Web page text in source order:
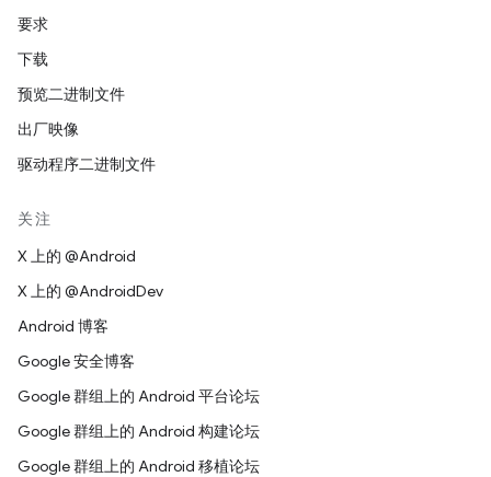
要求
下载
预览二进制文件
出厂映像
驱动程序二进制文件
关注
X 上的 @Android
X 上的 @AndroidDev
Android 博客
Google 安全博客
Google 群组上的 Android 平台论坛
Google 群组上的 Android 构建论坛
Google 群组上的 Android 移植论坛